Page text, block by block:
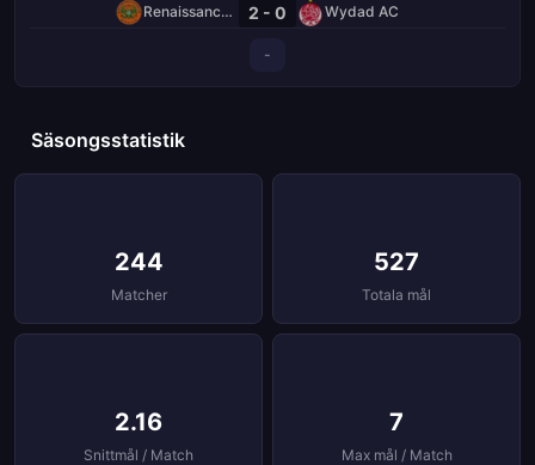
Renaissance Berkane 2 - 0 Wydad AC
-
Säsongsstatistik
244
Matcher
527
Totala mål
2.16
Snittmål / Match
7
Max mål / Match